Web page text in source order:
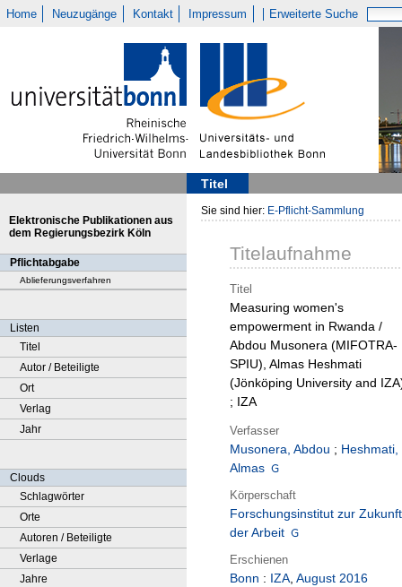
Home Neuzugänge Kontakt Impressum Erweiterte Suche
Titel
Elektronische Publikationen aus
dem Regierungsbezirk Köln
Pflichtabgabe
Ablieferungsverfahren
Listen
Titel
Autor / Beteiligte
Ort
Verlag
Jahr
Clouds
Schlagwörter
Orte
Autoren / Beteiligte
Verlage
Jahre
Sie sind hier: E-Pflicht-Sammlung
Titelaufnahme
Titel
Measuring women's
empowerment in Rwanda /
Abdou Musonera (MIFOTRA-
SPIU), Almas Heshmati
(Jönköping University and
; IZA
Verfasser
Musonera, Abdou ; Heshmati,
Almas
Körperschaft
Forschungsinstitut zur Zukunft
der Arbeit
Erschienen
Bonn : IZA, August 2016